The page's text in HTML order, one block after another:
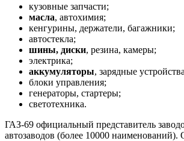
кузовные запчасти;
масла, автохимия;
кенгурины, держатели, багажники;
автостекла;
шины, диски, резина, камеры;
электрика;
аккумуляторы, зарядные
блоки управления;
генераторы, стартеры;
светотехника.
ГАЗ-69 официальный представитель
автозаводов (более 10000